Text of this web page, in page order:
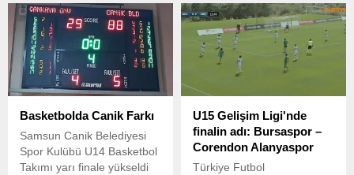
Şampiyon olan Cittaslow
Seferihisar tekrar şampiyon
oldu.
Basketbolda Canik Farkı
Samsun Canik Belediyesi
Spor Kulübü U14 Basketbol
Takımı yarı finale yükseldi
U15 Gelişim Ligi'nde
finalin adı: Bursaspor –
Corendon Alanyaspor
Türkiye Futbol